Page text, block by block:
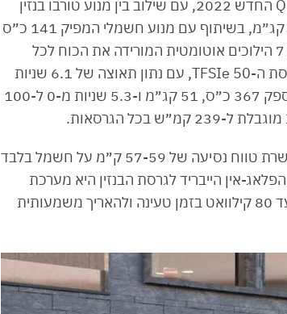
יחידת ההינע זהה בכל ארבעת הגרסאות של אאודי Q5 PHEV החדש 2022, עם שילוב בין מנוע טורבו בנזין
בנפח 2.0 ליטרים המפיק 265 כ״ס ומומנט מירבי של 37.7 קג״מ, בשיתוף עם מנוע חשמלי המפיק 141 כ״ס
(105 קילוואט) ו-35 קג״מ. היחידה הזאת, ששודכה לתיבת 7 הילוכים אוטומטית המורידה את הכוח לכל
ארבעת הגלגלים, מייצרת ביחד 299 כ״ס ו-45.9 קג״מ בגרסת ה-TFSIe 50, עם נתון תאוצה של 6.1 שניות
מעמידה ל-100 קמ״ש. בגרסת ה-TFSIe 55 הצמד הזה מספק 367 כ״ס, 51 קג״מ ו-5.3 שניות מ-0 ל-100
המנוע החשמלי ניזון מסוללה בקיבולת 17.9 קוט״ש המאפשרת טווח נסיעה של 57-59 ק״מ על חשמל בלבד
אין הייבריד לגרסת הבנזין היא מערכת
בלימת הטעינה, Regenerative Braking, שיודעת להפיק עד 80 קילוואט בזמן טעינה ולהאריך משמעותית